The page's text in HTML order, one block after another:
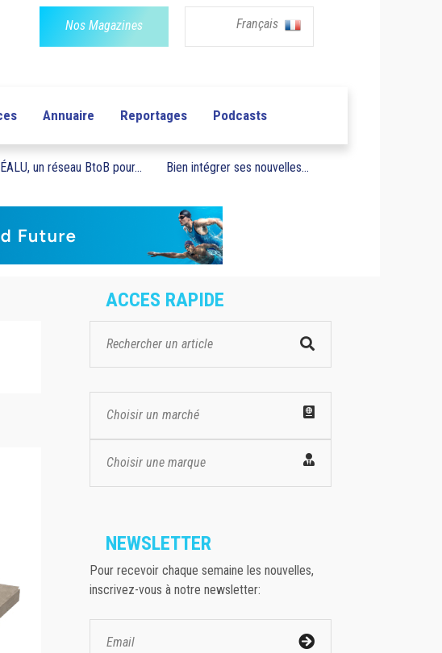
Nos Magazines Français
Annuaire Reportages Podcasts
un réseau BtoB pour... Bien intégrer ses nouvelles...
ACCES RAPIDE
Choisir un marché
Choisir une marque
NEWSLETTER
Pour recevoir chaque semaine les nouvelles,
inscrivez-vous à notre newsletter: